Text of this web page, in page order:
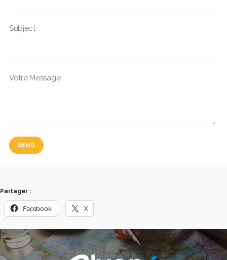
Subject
Votre Message
Partager :
Facebook X